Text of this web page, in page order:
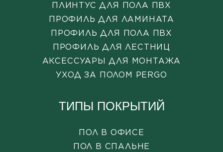
ПЛИНТУС ДЛЯ ПОЛА ПВХ
ПРОФИЛЬ ДЛЯ ЛАМИНАТА
ПРОФИЛЬ ДЛЯ ПОЛА ПВХ
ПРОФИЛЬ ДЛЯ ЛЕСТНИЦ
АКСЕССУАРЫ ДЛЯ МОНТАЖА
УХОД ЗА ПОЛОМ PERGO
ТИПЫ ПОКРЫТИЙ
ПОЛ В ОФИСЕ
ПОЛ В СПАЛЬНЕ